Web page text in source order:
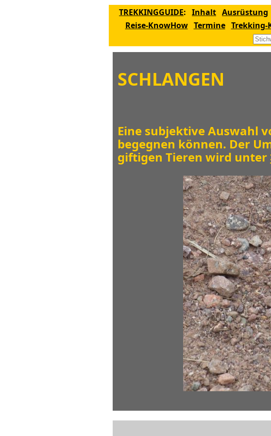
TREKKINGGUIDE: Inhalt Ausrüstung
Reise-KnowHow Termine Trekking-
SCHLANGEN
Eine subjektive Auswahl
begegnen können. Der
giftigen Tieren wird unter